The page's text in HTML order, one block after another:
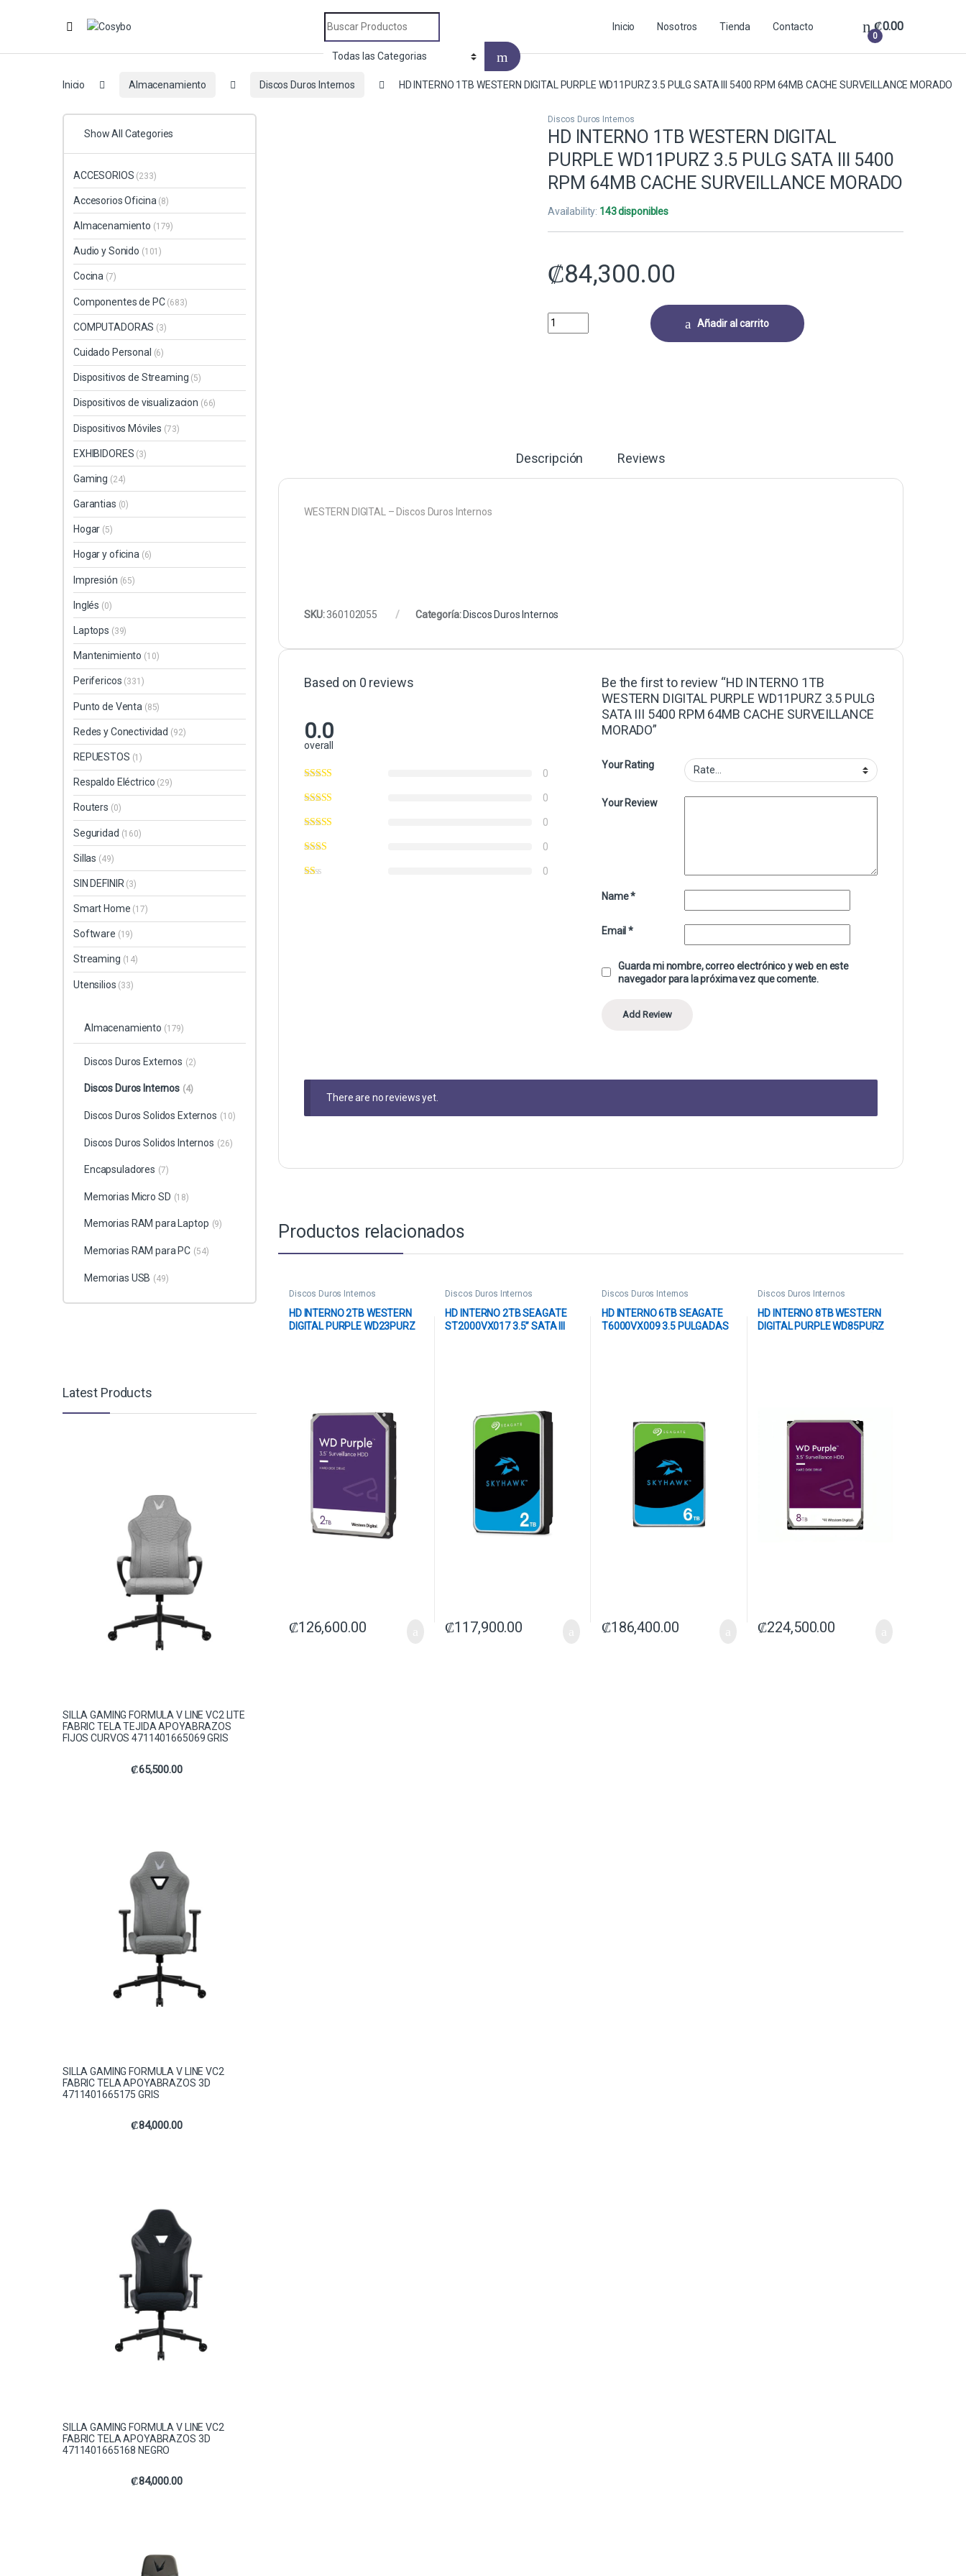
Search for:
Inicio Nosotros Tienda Contacto
0
₡0.00
Inicio Almacenamiento Discos Duros Internos HD INTERNO 1TB WESTERN DIGITAL PURPLE WD11PURZ 3.5 PULG SATA III 5400 RPM 64MB CACHE SURVEILLANCE MORADO
Discos Duros Internos
HD INTERNO 1TB WESTERN DIGITAL
PURPLE WD11PURZ 3.5 PULG SATA III 5400
RPM 64MB CACHE SURVEILLANCE MORADO
Availability: 143 disponibles
₡84,300.00
HD INTERNO 1TB WESTERN DIGITAL PURPLE WD11PURZ 3.5 PULG SATA III 5400 RPM 64MB
Añadir al carrito
Descripción Reviews
WESTERN DIGITAL – Discos Duros Internos
SKU:360102055 Categoría: Discos Duros Internos
Based on 0 reviews
0.0
overall
0
0
0
0
0
Be the first to review “HD INTERNO 1TB
WESTERN DIGITAL PURPLE WD11PURZ 3.5 PULG
SATA III 5400 RPM 64MB CACHE SURVEILLANCE
MORADO”
Your Rating
Your Review
Name*
Email*
Guarda mi nombre, correo electrónico y web en este
navegador para la próxima vez que comente.
There are no reviews yet.
Productos relacionados
Discos Duros Internos
HD INTERNO 2TB WESTERN
DIGITAL PURPLE WD23PURZ
₡126,600.00
Discos Duros Internos
HD INTERNO 2TB SEAGATE
ST2000VX017 3.5” SATA III
₡117,900.00
Discos Duros Internos
HD INTERNO 6TB SEAGATE
T6000VX009 3.5 PULGADAS
₡186,400.00
Discos Duros Internos
HD INTERNO 8TB WESTERN
DIGITAL PURPLE WD85PURZ
₡224,500.00
Show All Categories
ACCESORIOS (233)
Accesorios Oficina (8)
Almacenamiento (179)
Audio y Sonido (101)
Cocina (7)
Componentes de PC (683)
COMPUTADORAS (3)
Cuidado Personal (6)
Dispositivos de Streaming (5)
Dispositivos de visualizacion (66)
Dispositivos Móviles (73)
EXHIBIDORES (3)
Gaming (24)
Garantias (0)
Hogar (5)
Hogar y oficina (6)
Impresión (65)
Inglés (0)
Laptops (39)
Mantenimiento (10)
Perifericos (331)
Punto de Venta (85)
Redes y Conectividad (92)
REPUESTOS (1)
Respaldo Eléctrico (29)
Routers (0)
Seguridad (160)
Sillas (49)
SIN DEFINIR (3)
Smart Home (17)
Software (19)
Streaming (14)
Utensilios (33)
Almacenamiento (179)
Discos Duros Externos (2)
Discos Duros Internos (4)
Discos Duros Solidos Externos (10)
Discos Duros Solidos Internos (26)
Encapsuladores (7)
Memorias Micro SD (18)
Memorias RAM para Laptop (9)
Memorias RAM para PC (54)
Memorias USB (49)
Latest Products
SILLA GAMING FORMULA V LINE VC2 LITE
FABRIC TELA TEJIDA APOYABRAZOS
FIJOS CURVOS 4711401665069 GRIS
₡65,500.00
SILLA GAMING FORMULA V LINE VC2
FABRIC TELA APOYABRAZOS 3D
4711401665175 GRIS
₡84,000.00
SILLA GAMING FORMULA V LINE VC2
FABRIC TELA APOYABRAZOS 3D
4711401665168 NEGRO
₡84,000.00